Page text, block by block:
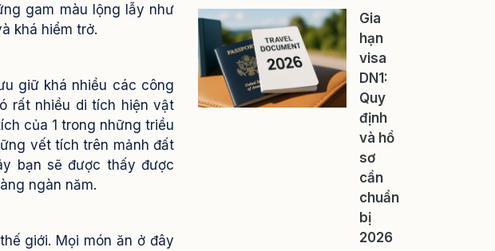
gam màu lộng lẫy như
khá hiểm trở.
giữ khá nhiều các công
rất nhiều di tích hiện vật
của 1 trong những triều
vết tích trên mảnh đất
bạn sẽ được thấy được
ngàn năm.
giới. Mọi món ăn ở đây
Gia
hạn
visa
DN1:
Quy
định
và hồ
sơ
cần
chuẩn
bị
2026